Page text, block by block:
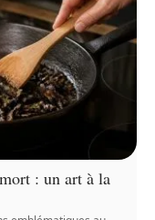
: un art à la